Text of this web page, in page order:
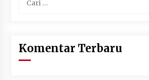
untuk:
Komentar Terbaru